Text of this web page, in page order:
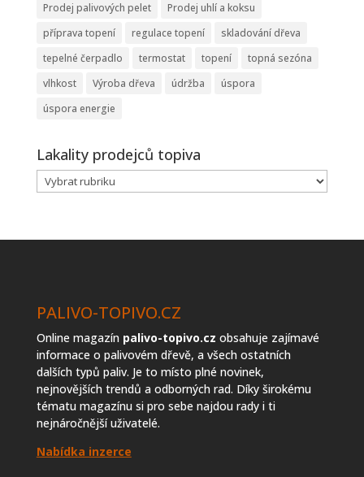
Prodej palivových pelet
Prodej uhlí a koksu
příprava topení
regulace topení
skladování dřeva
tepelné čerpadlo
termostat topení
topná sezóna
vlhkost
Výroba dřeva údržba
úspora
úspora energie
Lakality prodejců topiva
Lakality
prodejců
PALIVO-TOPIVO.CZ
Online magazín palivo-topivo.cz obsahuje zajímavé
informace o palivovém dřevě, a všech ostatních
dalších typů paliv. Je to místo plné novinek,
nejnovějších trendů a odborných rad. Díky širokému
tématu magazínu si pro sebe najdou rady i ti
nejnáročnější uživatelé.
Nabídka inzerce